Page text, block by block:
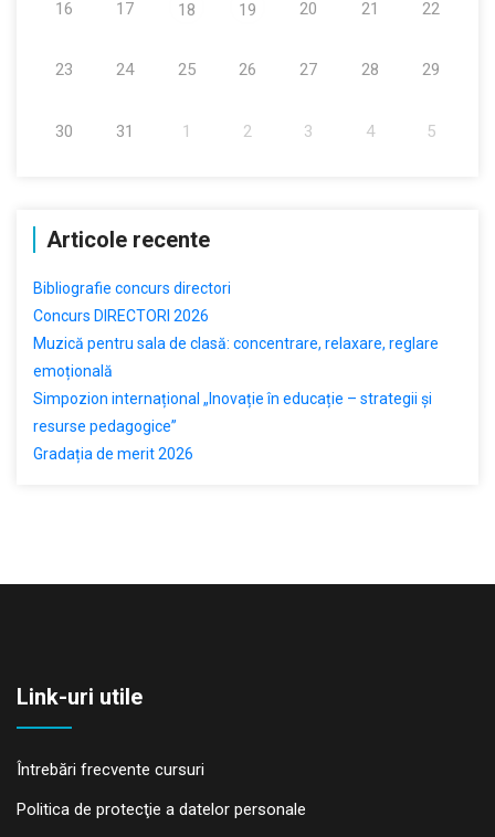
16 17 18 19 20 21 22
23 24 25 26 27 28 29
30 31 1 2 3 4 5
Articole recente
Bibliografie concurs directori
Concurs DIRECTORI 2026
Muzică pentru sala de clasă: concentrare, relaxare, reglare
emoțională
Simpozion internațional „Inovație în educație – strategii și
resurse pedagogice”
Gradația de merit 2026
Link-uri utile
Întrebări frecvente cursuri
Politica de protecţie a datelor personale